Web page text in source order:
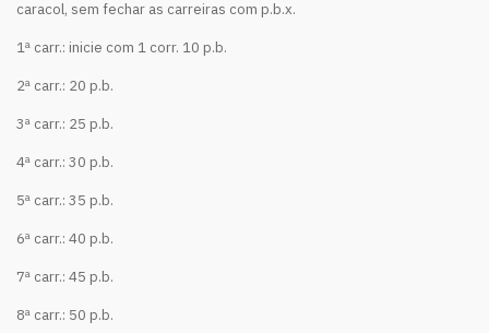
caracol, sem fechar as carreiras com p.b.x.
1ª carr.: inicie com 1 corr. 10 p.b.
2ª carr.: 20 p.b.
3ª carr.: 25 p.b.
4ª carr.: 30 p.b.
5ª carr.: 35 p.b.
6ª carr.: 40 p.b.
7ª carr.: 45 p.b.
8ª carr.: 50 p.b.